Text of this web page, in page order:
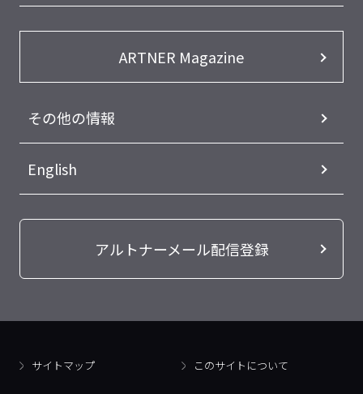
ARTNER Magazine
その他の情報
English
アルトナーメール配信登録
サイトマップ このサイトについて